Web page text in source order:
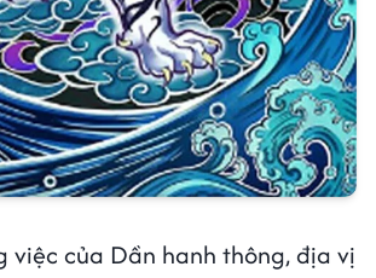
việc của Dần hanh thông, địa vị